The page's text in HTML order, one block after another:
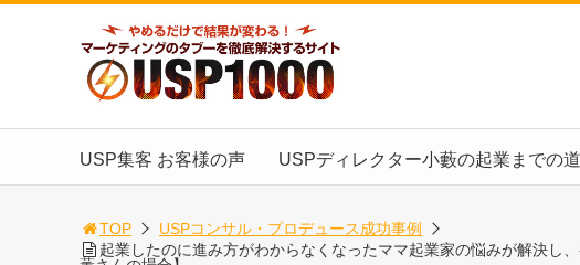
USP集客 お客様の声 USPディレクター小藪の起業までの
TOP
USPコンサル・プロデュース成功事例
起業したのに進み方がわからなくなったママ起業家の悩みが解決し